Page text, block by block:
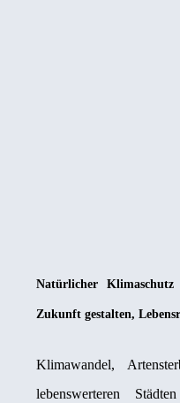
Natürlicher
Zukunft gestalten,
Klimawandel,
lebenswerteren